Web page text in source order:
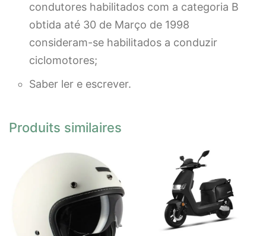
condutores habilitados com a categoria B
obtida até 30 de Março de 1998
consideram-se habilitados a conduzir
ciclomotores;
Saber ler e escrever.
Produits similaires